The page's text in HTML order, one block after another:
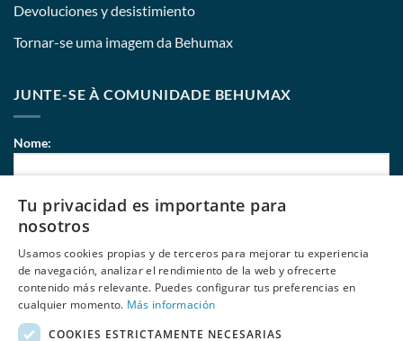
Devoluciones y desistimiento
Tornar-se uma imagem da Behumax
JUNTE-SE À COMUNIDADE BEHUMAX
Nome:
Correio eletrónico:
de Behumax
Tu privacidad es importante para
nosotros
Usamos cookies propias y de terceros para mejorar tu experiencia
de navegación, analizar el rendimiento de la web y ofrecerte
contenido más relevante. Puedes configurar tus preferencias en
cualquier momento. Más información
COOKIES ESTRICTAMENTE NECESARIAS